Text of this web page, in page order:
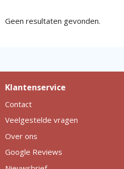
Geen resultaten gevonden.
Klantenservice
Contact
Veelgestelde vragen
Over ons
Google Reviews